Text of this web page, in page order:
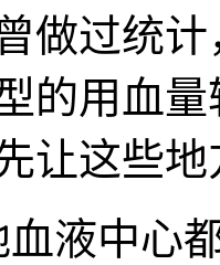
做过统
的用血
让这些
中心都